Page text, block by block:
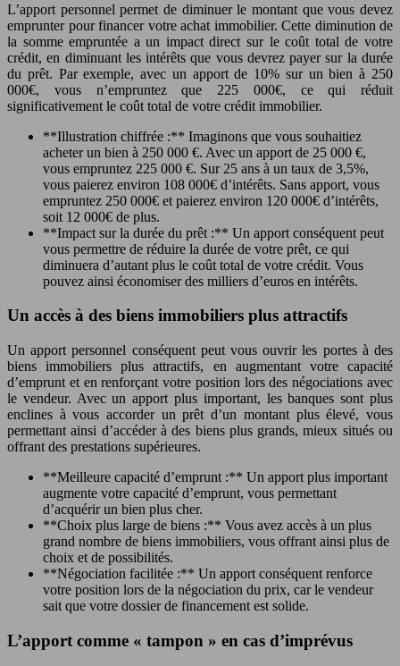
L’apport personnel permet de diminuer le montant que vous devez
emprunter pour financer votre achat immobilier. Cette diminution de
la somme empruntée a un impact direct sur le coût total de votre
crédit, en diminuant les intérêts que vous devrez payer sur la durée
du prêt. Par exemple, avec un apport de 10% sur un bien à 250
000€, vous n’empruntez que 225 000€, ce qui réduit
significativement le coût total de votre crédit immobilier.
**Illustration chiffrée :** Imaginons que vous souhaitiez
acheter un bien à 250 000 €. Avec un apport de 25 000 €,
vous empruntez 225 000 €. Sur 25 ans à un taux de 3,5%,
vous paierez environ 108 000€ d’intérêts. Sans apport, vous
empruntez 250 000€ et paierez environ 120 000€ d’intérêts,
soit 12 000€ de plus.
**Impact sur la durée du prêt :** Un apport conséquent peut
vous permettre de réduire la durée de votre prêt, ce qui
diminuera d’autant plus le coût total de votre crédit. Vous
pouvez ainsi économiser des milliers d’euros en intérêts.
Un accès à des biens immobiliers plus attractifs
Un apport personnel conséquent peut vous ouvrir les portes à des
biens immobiliers plus attractifs, en augmentant votre capacité
d’emprunt et en renforçant votre position lors des négociations avec
le vendeur. Avec un apport plus important, les banques sont plus
enclines à vous accorder un prêt d’un montant plus élevé, vous
permettant ainsi d’accéder à des biens plus grands, mieux situés ou
offrant des prestations supérieures.
**Meilleure capacité d’emprunt :** Un apport plus important
augmente votre capacité d’emprunt, vous permettant
d’acquérir un bien plus cher.
**Choix plus large de biens :** Vous avez accès à un plus
grand nombre de biens immobiliers, vous offrant ainsi plus de
choix et de possibilités.
**Négociation facilitée :** Un apport conséquent renforce
votre position lors de la négociation du prix, car le vendeur
sait que votre dossier de financement est solide.
L’apport comme « tampon » en cas d’imprévus